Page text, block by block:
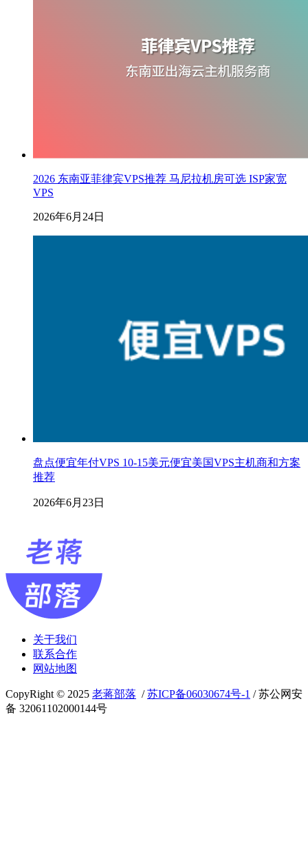
2026 东南亚菲律宾VPS推荐 马尼拉机房可选 ISP家宽
VPS
2026年6月24日
盘点便宜年付VPS 10-15美元便宜美国VPS主机商和方案
推荐
2026年6月23日
关于我们
联系合作
网站地图
CopyRight © 2025 老蒋部落 /苏ICP备06030674号-1 / 苏公网安
备 32061102000144号